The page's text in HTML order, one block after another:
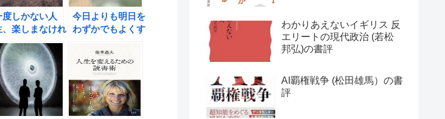
度しかない人
、楽しまなけれ
損だ！
今日よりも明日を
わずかでもよくす
塚越寛氏の言葉か
らインスパイアさ
れたこと。
わかりあえないイギリス 反
エリートの現代政治 (若松
邦弘)の書評
AI覇権戦争 (松田雄馬）の書
評